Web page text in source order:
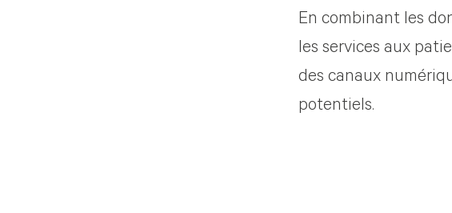
En combinant les
les services aux
des canaux
potentiels.